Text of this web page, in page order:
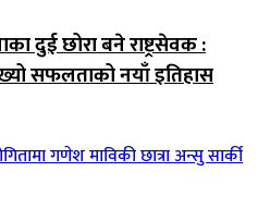
दुई छोरा बने राष्ट्रसेवक :
सफलताको नयाँ इतिहास